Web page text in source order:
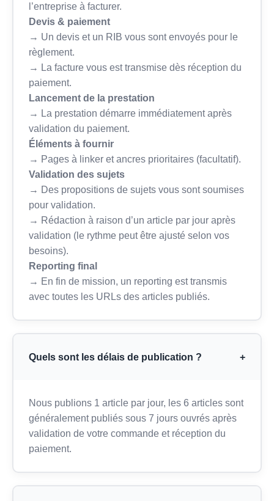
l’entreprise à facturer.
Devis & paiement
→ Un devis et un RIB vous sont envoyés pour le
règlement.
→ La facture vous est transmise dès réception du
paiement.
Lancement de la prestation
→ La prestation démarre immédiatement après
validation du paiement.
Éléments à fournir
→ Pages à linker et ancres prioritaires (facultatif).
Validation des sujets
→ Des propositions de sujets vous sont soumises
pour validation.
→ Rédaction à raison d’un article par jour après
validation (le rythme peut être ajusté selon vos
besoins).
Reporting final
→ En fin de mission, un reporting est transmis
avec toutes les URLs des articles publiés.
Quels sont les délais de publication ? +
Nous publions 1 article par jour, les 6 articles sont
généralement publiés sous 7 jours ouvrés après
validation de votre commande et réception du
paiement.